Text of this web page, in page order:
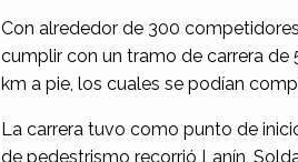
Con alrededor de 300
cumplir con un tramo de carrera
km a pie, los cuales se podían
La carrera tuvo como punto de
de pedestrismo recorrió Lanín,